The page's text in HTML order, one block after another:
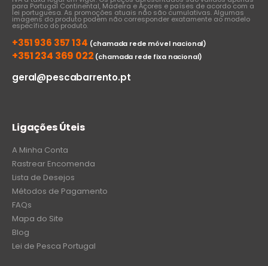
para Portugal Continental, Madeira e Açores e países de acordo com a
lei portuguesa. As promoções atuais não são cumulativas. Algumas
imagens do produto podem não corresponder exatamente ao modelo
específico do produto.
+351 936 357 134 (chamada rede móvel nacional)
+351 234 369 022 (chamada rede fixa nacional)
geral@pescabarrento.pt
Ligações Úteis
A Minha Conta
Rastrear Encomenda
Lista de Desejos
Métodos de Pagamento
FAQs
Mapa do Site
Blog
Lei de Pesca Portugal